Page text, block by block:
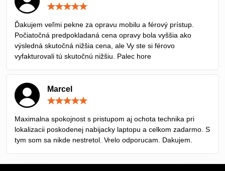
5
Ďakujem veľmi pekne za opravu mobilu a férový prístup.
Počiatočná predpokladaná cena opravy bola vyššia ako
výsledná skutočná nižšia cena, ale Vy ste si férovo
vyfakturovali tú skutočnú nižšiu. Palec hore
Marcel
5
Maximalna spokojnost s pristupom aj ochota technika pri
lokalizacii poskodenej nabijacky laptopu a celkom zadarmo. S
tym som sa nikde nestretol. Vrelo odporucam. Dakujem.